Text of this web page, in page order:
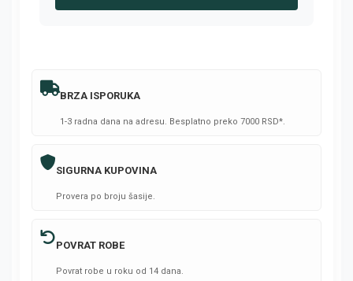
BRZA ISPORUKA
1-3 radna dana na adresu. Besplatno preko 7000 RSD*.
SIGURNA KUPOVINA
Provera po broju šasije.
POVRAT ROBE
Povrat robe u roku od 14 dana.